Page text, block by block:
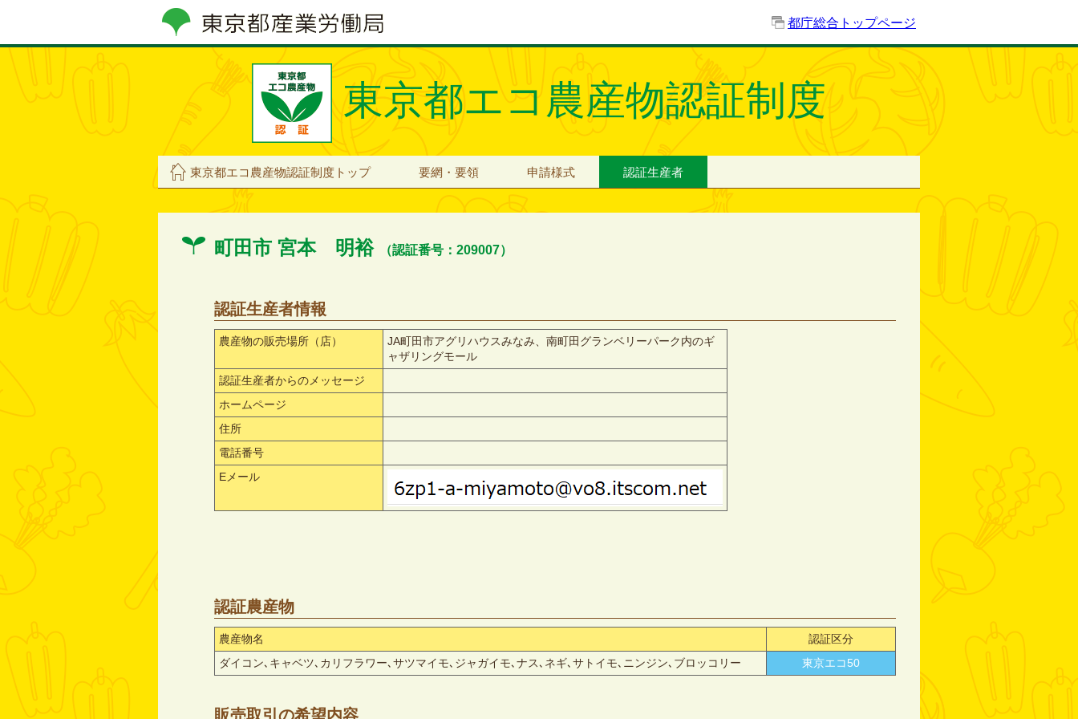
都庁総合トップページ
東京都エコ農産物認証制度
東京都エコ農産物認証制度トップ 要網・要領 申請様式 認証生産者
町田市 宮本 明裕 （認証番号：209007）
認証生産者情報
農産物の販売場所（店）
JA町田市アグリハウスみなみ、南町田グランベリーパーク内のギ
ャザリングモール
認証生産者からのメッセージ
ホームページ
住所
電話番号
Eメール
認証農産物
農産物名
認証区分
ダイコン､キャベツ､カリフラワー､サツマイモ､ジャガイモ､ナス､ネギ､サトイモ､ニンジン､ブロッコリー
東京エコ50
販売取引の希望内容